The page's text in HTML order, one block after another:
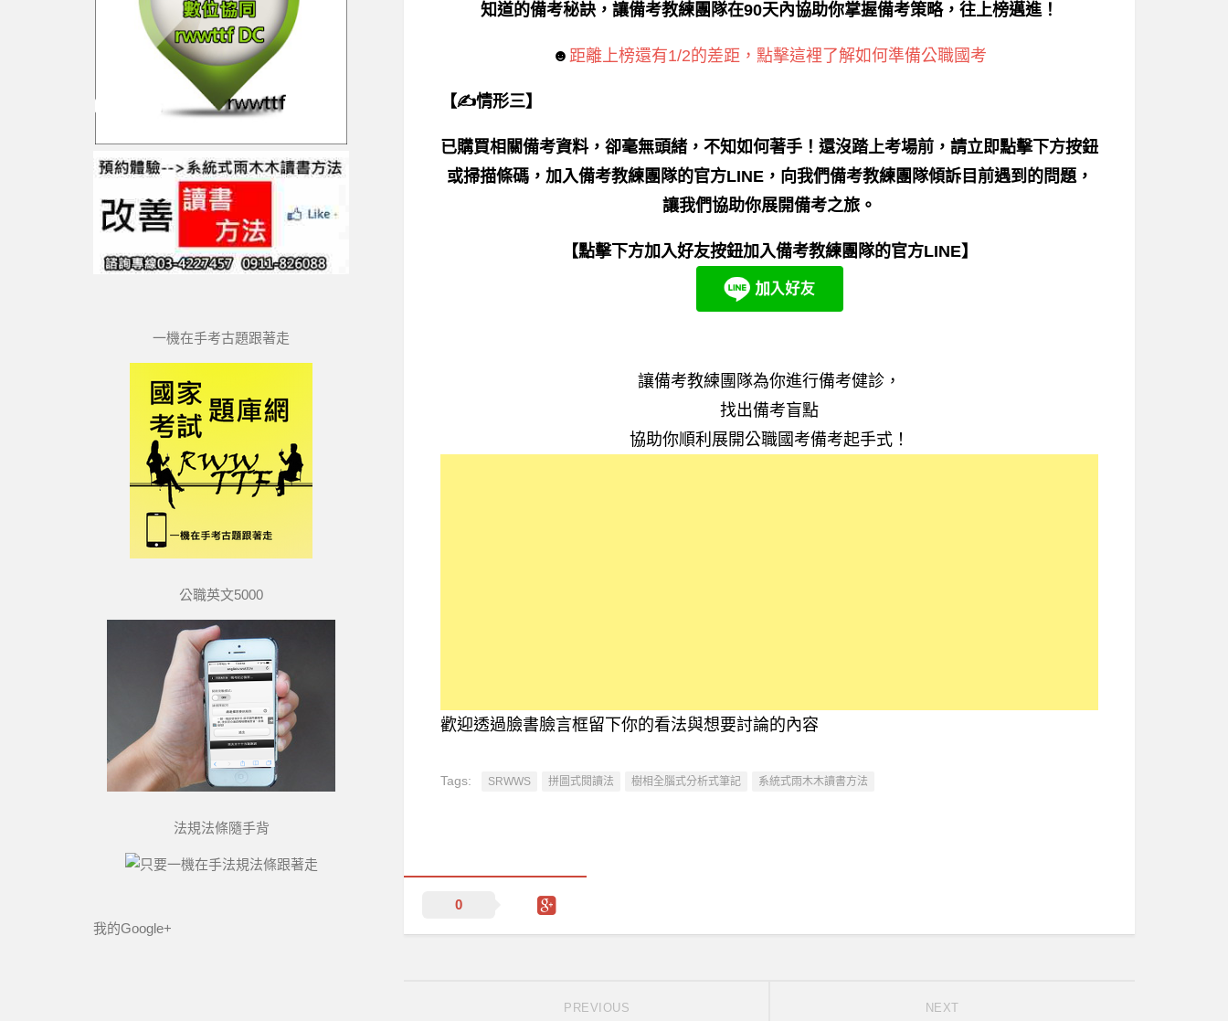
知道的備考秘訣，讓備考教練團隊在90天內協助你掌握備考策略，往上榜邁進！
☻ 距離上榜還有1/2的差距，點擊這裡了解如何準備公職國考
【✍情形三】
已購買相關備考資料，卻毫無頭緒，不知如何著手！還沒踏上考場前，請立即點擊下方按鈕
或掃描條碼，加入備考教練團隊的官方LINE，向我們備考教練團隊傾訴目前遇到的問題，
讓我們協助你展開備考之旅。
【點擊下方加入好友按鈕加入備考教練團隊的官方LINE】
讓備考教練團隊為你進行備考健診，
找出備考盲點
協助你順利展開公職國考備考起手式！
歡迎透過臉書臉言框留下你的看法與想要討論的內容
Tags: SRWWS 拼圖式閱讀法 樹相全腦式分析式筆記 系統式雨木木讀書方法
0
NEXT
PREVIOUS
一機在手考古題跟著走
公職英文5000
法規法條隨手背
我的Google+